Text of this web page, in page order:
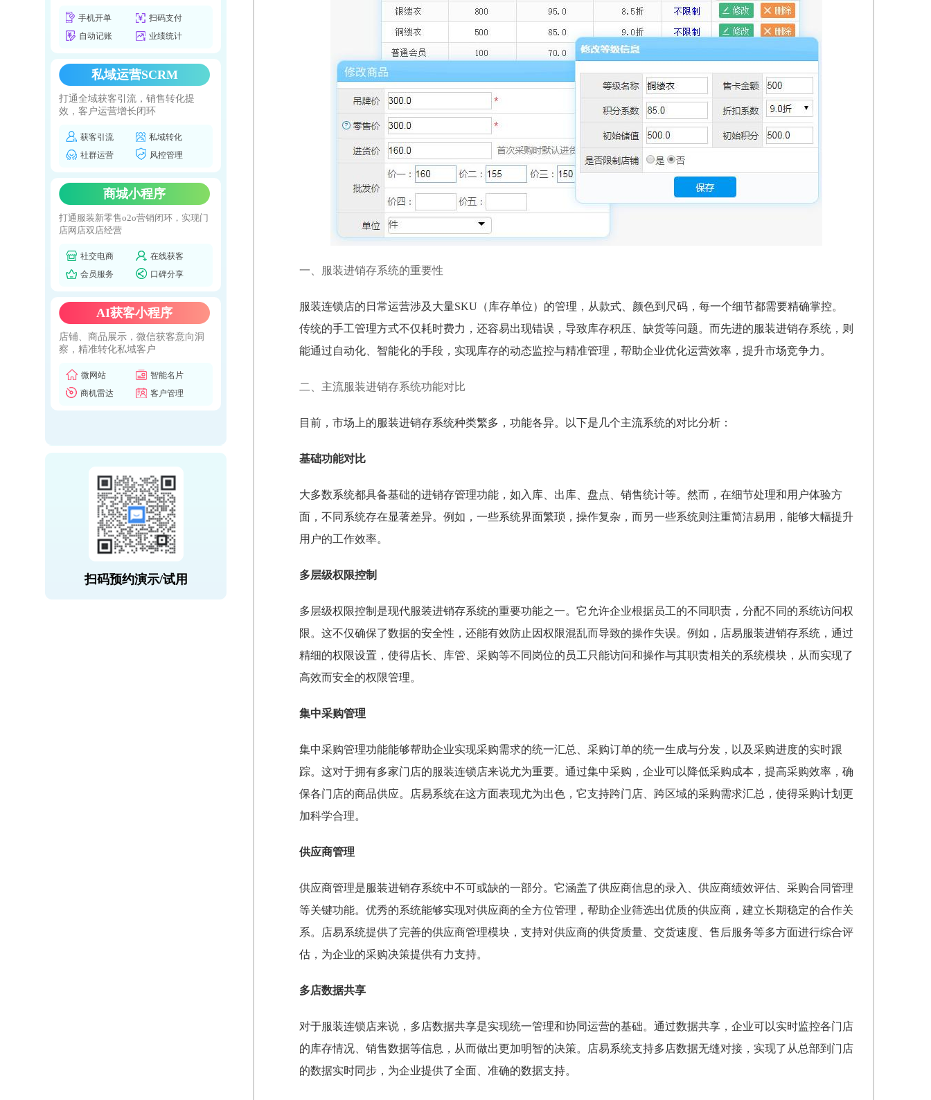
手机开单
扫码支付
自动记账
业绩统计
私域运营SCRM
打通全域获客引流，销售转化提
效，客户运营增长闭环
获客引流
私域转化
社群运营
风控管理
商城小程序
打通服装新零售o2o营销闭环，实现门
店网店双店经营
社交电商
在线获客
会员服务
口碑分享
AI获客小程序
店铺、商品展示，微信获客意向洞
察，精准转化私域客户
微网站
智能名片
商机雷达
客户管理
扫码预约演示/试用
一、服装进销存系统的重要性
服装连锁店的日常运营涉及大量SKU（库存单位）的管理，从款式、颜色到尺码，每一个细节都需要精确掌控。
传统的手工管理方式不仅耗时费力，还容易出现错误，导致库存积压、缺货等问题。而先进的服装进销存系统，则
能通过自动化、智能化的手段，实现库存的动态监控与精准管理，帮助企业优化运营效率，提升市场竞争力。
二、主流服装进销存系统功能对比
目前，市场上的服装进销存系统种类繁多，功能各异。以下是几个主流系统的对比分析：
基础功能对比
大多数系统都具备基础的进销存管理功能，如入库、出库、盘点、销售统计等。然而，在细节处理和用户体验方
面，不同系统存在显著差异。例如，一些系统界面繁琐，操作复杂，而另一些系统则注重简洁易用，能够大幅提升
用户的工作效率。
多层级权限控制
多层级权限控制是现代服装进销存系统的重要功能之一。它允许企业根据员工的不同职责，分配不同的系统访问权
限。这不仅确保了数据的安全性，还能有效防止因权限混乱而导致的操作失误。例如，店易服装进销存系统，通过
精细的权限设置，使得店长、库管、采购等不同岗位的员工只能访问和操作与其职责相关的系统模块，从而实现了
高效而安全的权限管理。
集中采购管理
集中采购管理功能能够帮助企业实现采购需求的统一汇总、采购订单的统一生成与分发，以及采购进度的实时跟
踪。这对于拥有多家门店的服装连锁店来说尤为重要。通过集中采购，企业可以降低采购成本，提高采购效率，确
保各门店的商品供应。店易系统在这方面表现尤为出色，它支持跨门店、跨区域的采购需求汇总，使得采购计划更
加科学合理。
供应商管理
供应商管理是服装进销存系统中不可或缺的一部分。它涵盖了供应商信息的录入、供应商绩效评估、采购合同管理
等关键功能。优秀的系统能够实现对供应商的全方位管理，帮助企业筛选出优质的供应商，建立长期稳定的合作关
系。店易系统提供了完善的供应商管理模块，支持对供应商的供货质量、交货速度、售后服务等多方面进行综合评
估，为企业的采购决策提供有力支持。
多店数据共享
对于服装连锁店来说，多店数据共享是实现统一管理和协同运营的基础。通过数据共享，企业可以实时监控各门店
的库存情况、销售数据等信息，从而做出更加明智的决策。店易系统支持多店数据无缝对接，实现了从总部到门店
的数据实时同步，为企业提供了全面、准确的数据支持。